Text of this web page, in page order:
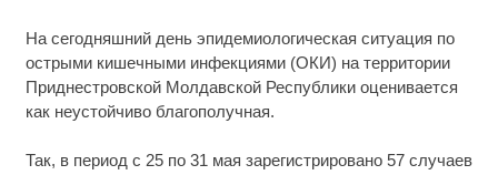
На сегодняшний день эпидемиологическая ситуация по
острыми кишечными инфекциями (ОКИ) на территории
Приднестровской Молдавской Республики оценивается
как неустойчиво благополучная.
Так, в период с 25 по 31 мая зарегистрировано 57 случаев